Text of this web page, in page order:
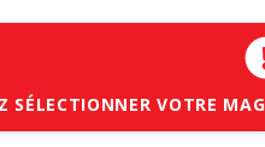
SÉLECTIONNER VOTRE